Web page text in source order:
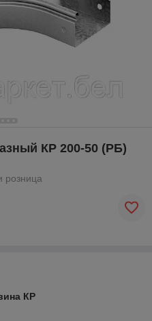
КР 200-50 (РБ)
розница
КР